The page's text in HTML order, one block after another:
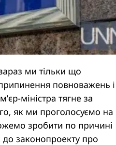
ми тільки що
повноважень і
міністра тягне за
як ми проголосуємо на
зробити по причині
до законопроекту про